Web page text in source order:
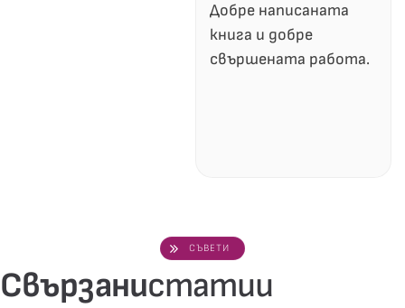
Добре написаната
книга и добре
свършената работа.
СЪВЕТИ
Свързанистатии